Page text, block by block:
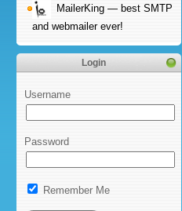
MailerKing — best SMTP
and webmailer ever!
Login
Username
Password
Remember Me